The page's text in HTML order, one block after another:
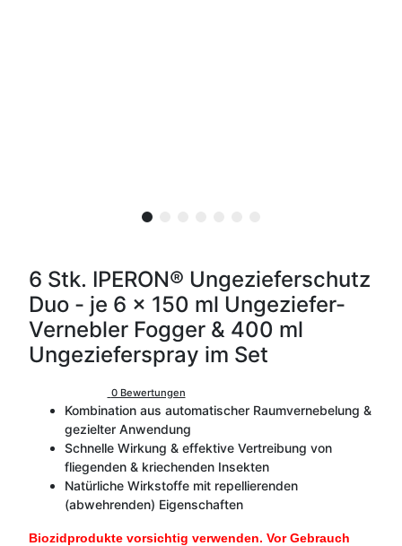
6 Stk. IPERON® Ungezieferschutz
Duo - je 6 x 150 ml Ungeziefer-
Vernebler Fogger & 400 ml
Ungezieferspray im Set
0 Bewertungen
Kombination aus automatischer Raumvernebelung &
gezielter Anwendung
Schnelle Wirkung & effektive Vertreibung von
fliegenden & kriechenden Insekten
Natürliche Wirkstoffe mit repellierenden
(abwehrenden) Eigenschaften
Biozidprodukte vorsichtig verwenden. Vor Gebrauch